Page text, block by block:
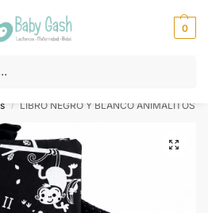
0
los días! ⚡ Baby Gash
/ LIBRO NEGRO Y BLANCO ANIMALITOS